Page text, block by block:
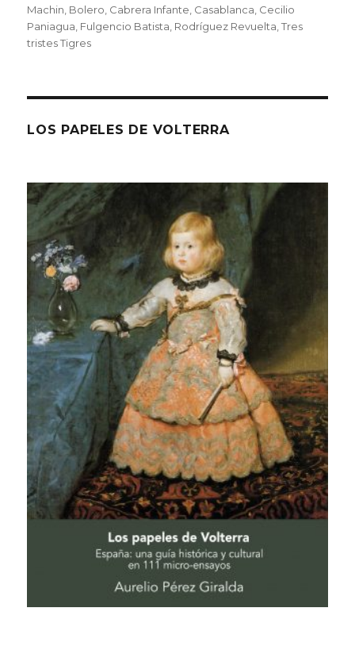
el
Machin Bolero Cabrera Infante Casablanca Cecilio
Paniagua Fulgencio Batista Rodríguez Revuelta ,Tres
tristes Tigres
LOS PAPELES DE VOLTERRA